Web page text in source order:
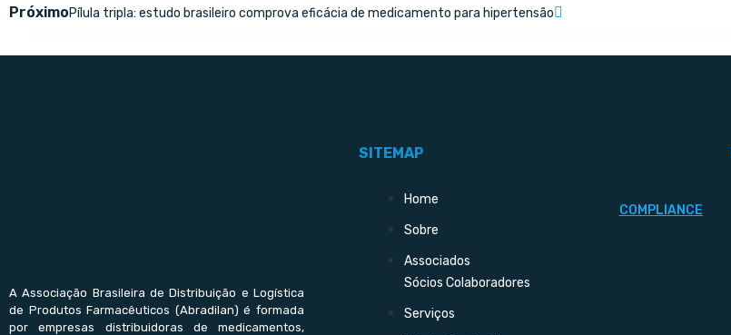
PróximoPílula tripla: estudo brasileiro comprova eficácia de medicamento para hipertensão
A Associação Brasileira de Distribuição e Logística
de Produtos Farmacêuticos (Abradilan) é formada
por empresas distribuidoras de medicamentos,
SITEMAP
Home
Sobre
Associados
Sócios Colaboradores
Serviços
COMPLIANCE